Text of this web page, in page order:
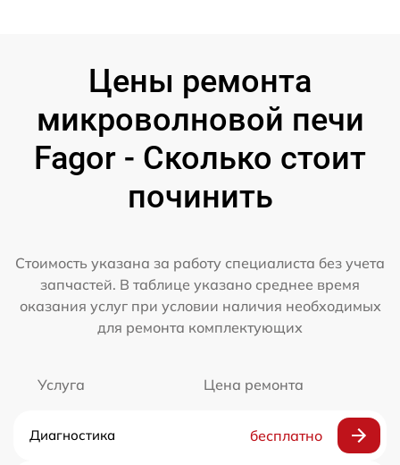
Цены ремонта
микроволновой печи
Fagor - Сколько стоит
починить
Стоимость указана за работу специалиста без учета
запчастей. В таблице указано среднее время
оказания услуг при условии наличия необходимых
для ремонта комплектующих
Услуга Цена ремонта
Диагностика бесплатно